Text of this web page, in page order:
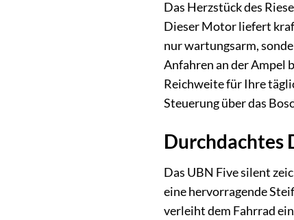
Das Herzstück des
Dieser Motor liefert
nur wartungsarm,
Anfahren an der Ampel
Reichweite für Ihre
Steuerung über das
Durchdachtes
Das UBN Five silent
eine hervorragende
verleiht dem Fahrrad